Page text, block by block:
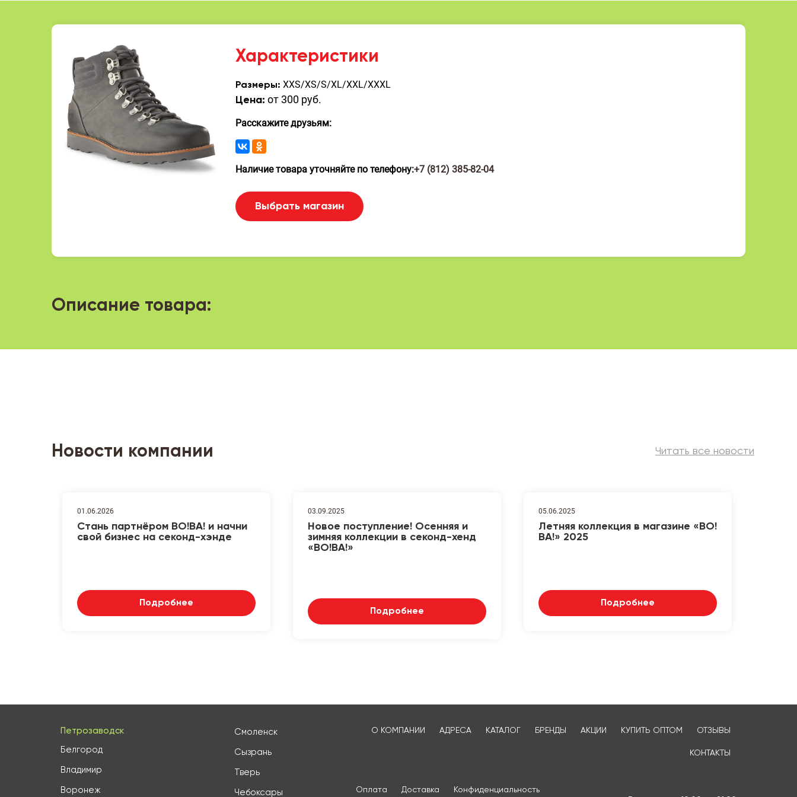
Характеристики
Размеры: XXS/XS/S/XL/XXL/XXXL
Цена: от 300 руб.
Расскажите друзьям:
Наличие товара уточняйте по телефону:+7 (812) 385-82-04
Выбрать магазин
Описание товара:
Новости компании Читать все новости
01.06.2026
Стань партнёром ВО!ВА! и начни
свой бизнес на секонд-хэнде
Подробнее
03.09.2025
Новое поступление! Осенняя и
зимняя коллекции в секонд-хенд
«ВО!ВА!»
Подробнее
05.06.2025
Летняя коллекция в магазине «ВО!
ВА!» 2025
Подробнее
Петрозаводск
Белгород
Владимир
Воронеж
Смоленск
Сызрань
Тверь
Чебоксары
О КОМПАНИИ АДРЕСА КАТАЛОГ БРЕНДЫ АКЦИИ КУПИТЬ ОПТОМ ОТЗЫВЫ
КОНТАКТЫ
Оплата Доставка
Конфиденциальность